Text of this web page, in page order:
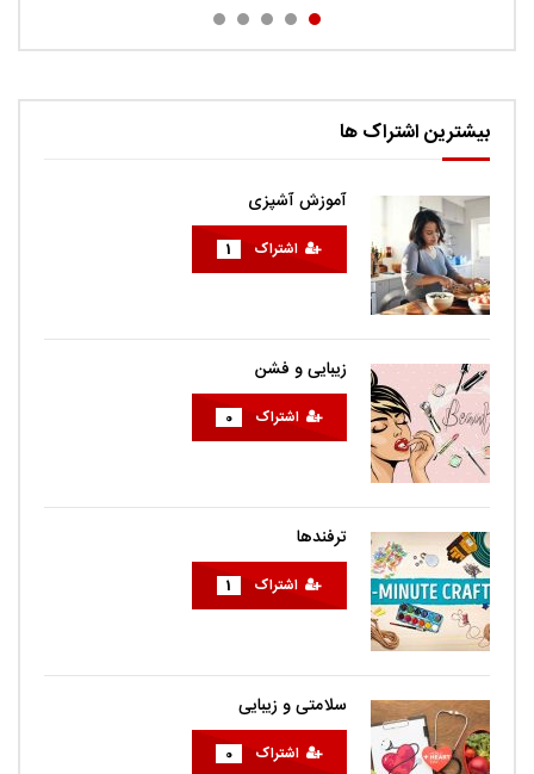
بیشترین اشتراک ها
آموزش آشپزی
اشتراک 1
زیبایی و فشن
اشتراک 0
ترفندها
اشتراک 1
سلامتی و زیبایی
اشتراک 0